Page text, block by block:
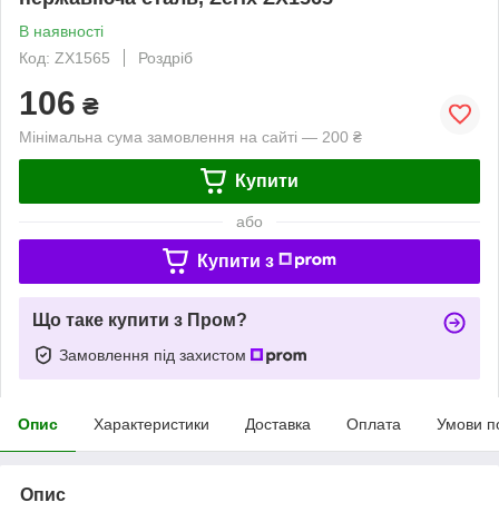
В наявності
Код: ZX1565
Роздріб
106 ₴
Мінімальна сума замовлення на сайті — 200 ₴
Купити
або
Купити з
Що таке купити з Пром?
Замовлення під захистом
Опис Характеристики Доставка Оплата Умови
Опис